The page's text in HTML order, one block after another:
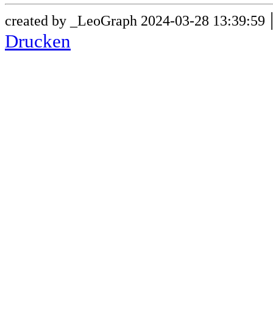
created by _LeoGraph 2024-03-28 13:39:59
Drucken